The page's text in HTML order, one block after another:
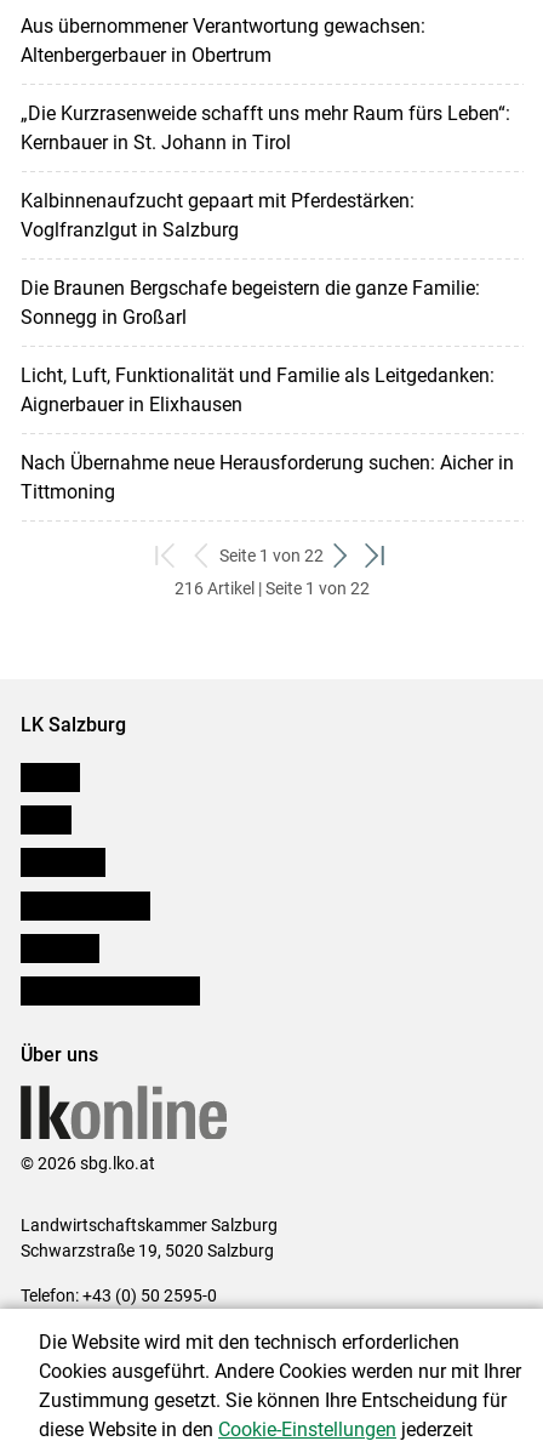
Aus übernommener Verantwortung gewachsen:
Altenbergerbauer in Obertrum
„Die Kurzrasenweide schafft uns mehr Raum fürs Leben“:
Kernbauer in St. Johann in Tirol
Kalbinnenaufzucht gepaart mit Pferdestärken:
Voglfranzlgut in Salzburg
Die Braunen Bergschafe begeistern die ganze Familie:
Sonnegg in Großarl
Licht, Luft, Funktionalität und Familie als Leitgedanken:
Aignerbauer in Elixhausen
Nach Übernahme neue Herausforderung suchen: Aicher in
Tittmoning
zum
ersten
zurück
zum
Seite 1 von 22
weiter
zum
zum
216 Artikel | Seite 1 von 22
LK Salzburg
Über uns
© 2026 sbg.lko.at
Landwirtschaftskammer Salzburg
Schwarzstraße 19, 5020 Salzburg
Telefon: +43 (0) 50 2595-0
Impressum|Kontakt|Datenschutzerklärung|Barrierefreiheit|
Cookie-Einstellungen
Die Website wird mit den technisch erforderlichen
Cookies ausgeführt. Andere Cookies werden nur mit Ihrer
Zustimmung gesetzt. Sie können Ihre Entscheidung für
diese Website in den Cookie-Einstellungen jederzeit